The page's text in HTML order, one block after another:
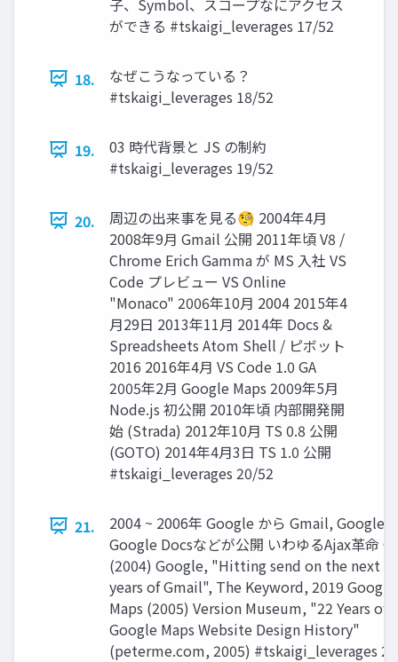
ができる #tskaigi_leverages 17/52
18.
なぜこうなっている？
#tskaigi_leverages 18/52
19.
03 時代背景と JS の制約
#tskaigi_leverages 19/52
20.
周辺の出来事を見る🧐 2004年4⽉
2008年9⽉ Gmail 公開 2011年頃 V8 /
Chrome Erich Gamma が MS ⼊社 VS
Code プレビュー VS Online
"Monaco" 2006年10⽉ 2004 2015年4
⽉29⽇ 2013年11⽉ 2014年 Docs &
Spreadsheets Atom Shell / ピボット
2016 2016年4⽉ VS Code 1.0 GA
2005年2⽉ Google Maps 2009年5⽉
Node.js 初公開 2010年頃 内部開発開
始 (Strada) 2012年10⽉ TS 0.8 公開
(GOTO) 2014年4⽉3⽇ TS 1.0 公開
#tskaigi_leverages 20/52
21.
2004 ~ 2006年 Google から Gmail, Google
Google Docsなどが公開 いわゆるAjax革命
(2004) Google, "Hitting send on the next
years of Gmail", The Keyword, 2019 Google
Maps (2005) Version Museum, "22 Years of
Google Maps Website Design History"
(peterme.com, 2005) #tskaigi_leverages